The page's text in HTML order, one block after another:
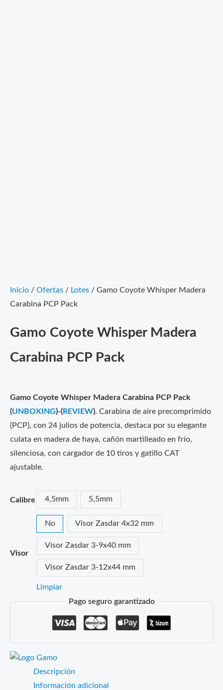
Inicio / Ofertas / Lotes / Gamo Coyote Whisper Madera
Carabina PCP Pack
Gamo Coyote Whisper Madera
Carabina PCP Pack
Gamo Coyote Whisper Madera Carabina PCP Pack
(UNBOXING)-( REVIEW). Carabina de aire precomprimido
(PCP), con 24 julios de potencia, destaca por su elegante
culata en madera de haya, cañón martilleado en frío,
silenciosa, con cargador de 10 tiros y gatillo CAT
ajustable.
Calibre 4,5mm 5,5mm
Visor
No Visor Zasdar 4x32 mm
Visor Zasdar 3-9x40 mm
Visor Zasdar 3-12x44 mm
Limpiar
Pago seguro garantizado
Descripción
Información adicional